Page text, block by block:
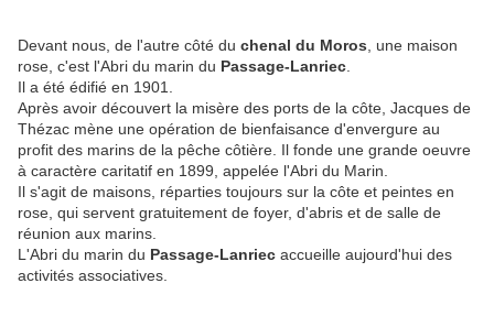
Devant nous, de l'autre côté du chenal du Moros , une maison
rose, c'est l'Abri du marin du Passage-Lanriec
Il a été édifié en 1901.
Après avoir découvert la misère des ports de la côte, Jacques de
Thézac mène une opération de bienfaisance d'envergure au
profit des marins de la pêche côtière. Il fonde une grande oeuvre
à caractère caritatif en 1899, appelée l'Abri du Marin.
Il s'agit de maisons, réparties toujours sur la côte et peintes en
rose, qui servent gratuitement de foyer, d'abris et de salle de
réunion aux marins.
L'Abri du marin du Passage-Lanriec accueille aujourd'hui des
activités associatives.